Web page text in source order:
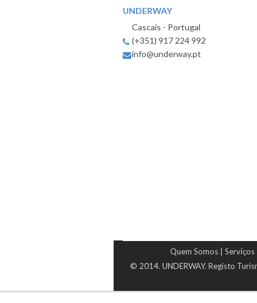
UNDERWAY
Cascais - Portugal
(+351) 917 224 992
info@underway.pt
Quem Somos| Serviços|
© 2014. UNDERWAY. Registo